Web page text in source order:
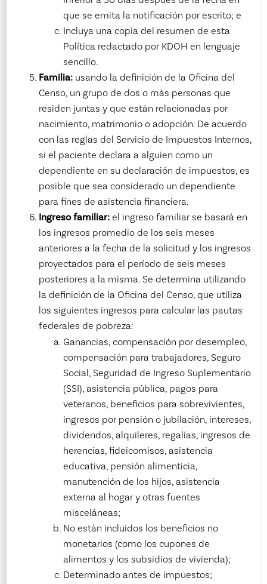
que se emita la notificación por escrito; e
Incluya una copia del resumen de esta
Política redactado por KDOH en lenguaje
sencillo.
Familia: usando la definición de la Oficina del
Censo, un grupo de dos o más personas que
residen juntas y que están relacionadas por
nacimiento, matrimonio o adopción. De acuerdo
con las reglas del Servicio de Impuestos Internos,
si el paciente declara a alguien como un
dependiente en su declaración de impuestos, es
posible que sea considerado un dependiente
para fines de asistencia financiera.
Ingreso familiar: el ingreso familiar se basará en
los ingresos promedio de los seis meses
anteriores a la fecha de la solicitud y los ingresos
proyectados para el período de seis meses
posteriores a la misma. Se determina utilizando
la definición de la Oficina del Censo, que utiliza
los siguientes ingresos para calcular las pautas
federales de pobreza:
Ganancias, compensación por desempleo,
compensación para trabajadores, Seguro
Social, Seguridad de Ingreso Suplementario
(SSI), asistencia pública, pagos para
veteranos, beneficios para sobrevivientes,
ingresos por pensión o jubilación, intereses,
dividendos, alquileres, regalías, ingresos de
herencias, fideicomisos, asistencia
educativa, pensión alimenticia,
manutención de los hijos, asistencia
externa al hogar y otras fuentes
misceláneas;
No están incluidos los beneficios no
monetarios (como los cupones de
alimentos y los subsidios de vivienda);
Determinado antes de impuestos;